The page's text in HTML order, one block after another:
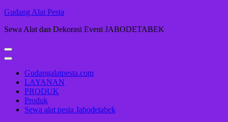
Gudang Alat Pesta
Sewa Alat dan Dekorasi Event JABODETABEK
Gudangalatpesta.com
LAYANAN
PRODUK
Produk
Sewa alat pesta Jabodetabek